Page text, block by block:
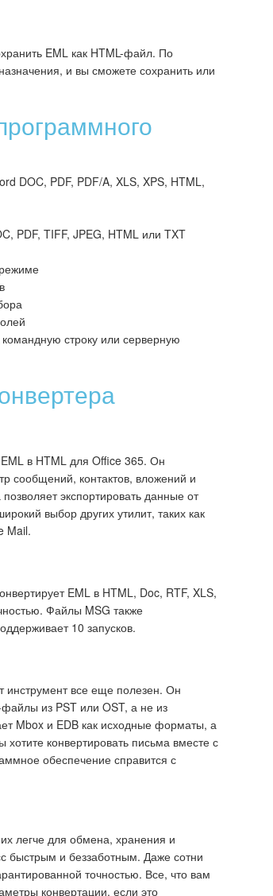
EML как HTML-файл. По
и вы сможете сохранить или
DOC, PDF, PDF/A, XLS, XPS, HTML,
PDF, TIFF, JPEG, HTML или TXT
строку или серверную
в HTML для Office 365. Он
сообщений, контактов, вложений и
экспортировать данные от
выбор других утилит, таких как
Mail.
EML в HTML, Doc, RTF, XLS,
Файлы MSG также
10 запусков.
инструмент все еще полезен. Он
файлы из PST или OST, а не из
Mbox и EDB как исходные форматы, а
конвертировать письма вместе с
обеспечение справится с
легче для обмена, хранения и
быстрым и беззаботным. Даже сотни
точностью. Все, что вам
конвертации, если это